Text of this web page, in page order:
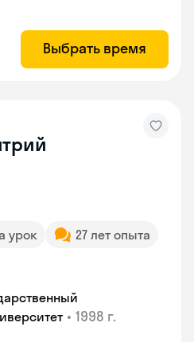
Выбрать время
урок
27 лет опыта
• 1998 г.